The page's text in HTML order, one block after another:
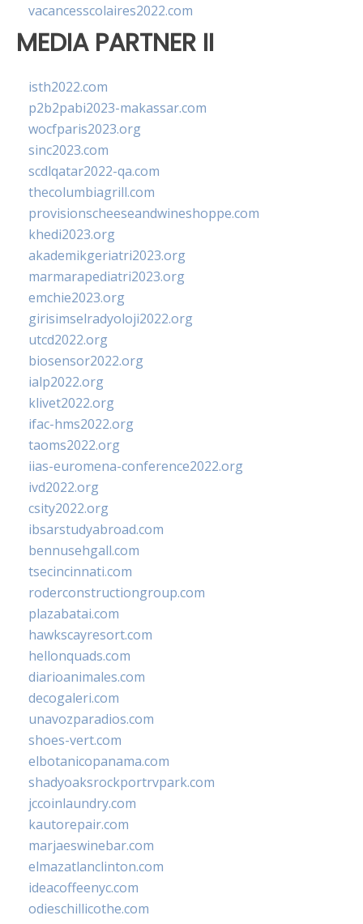
vacancesscolaires2022.com
MEDIA PARTNER II
isth2022.com
p2b2pabi2023-makassar.com
wocfparis2023.org
sinc2023.com
scdlqatar2022-qa.com
thecolumbiagrill.com
provisionscheeseandwineshoppe.com
khedi2023.org
akademikgeriatri2023.org
marmarapediatri2023.org
emchie2023.org
girisimselradyoloji2022.org
utcd2022.org
biosensor2022.org
ialp2022.org
klivet2022.org
ifac-hms2022.org
taoms2022.org
iias-euromena-conference2022.org
ivd2022.org
csity2022.org
ibsarstudyabroad.com
bennusehgall.com
tsecincinnati.com
roderconstructiongroup.com
plazabatai.com
hawkscayresort.com
hellonquads.com
diarioanimales.com
decogaleri.com
unavozparadios.com
shoes-vert.com
elbotanicopanama.com
shadyoaksrockportrvpark.com
jccoinlaundry.com
kautorepair.com
marjaeswinebar.com
elmazatlanclinton.com
ideacoffeenyc.com
odieschillicothe.com